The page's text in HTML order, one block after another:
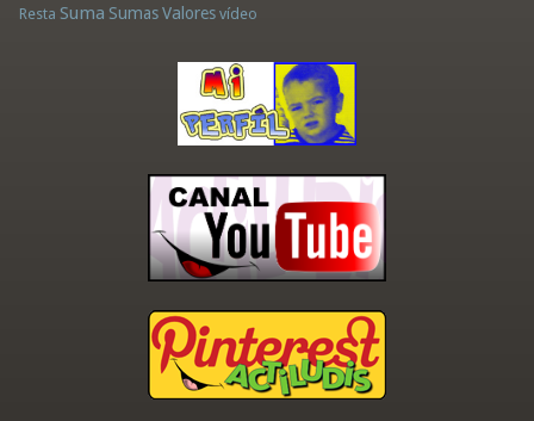
Resta Suma Sumas Valores vídeo